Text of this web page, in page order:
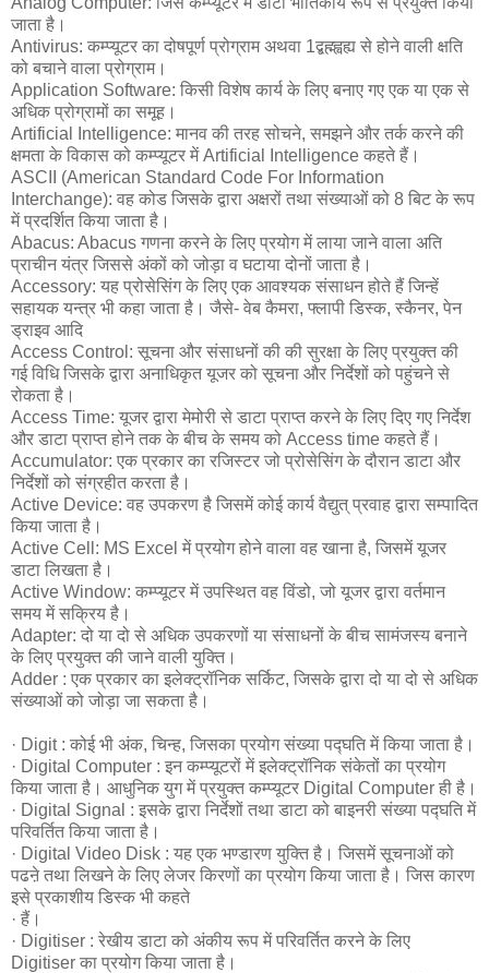
जाता है।
Antivirus: कम्प्यूटर का दोषपूर्ण प्रोग्राम अथवा 1द्बह्म्ह्वह्य से होने वाली क्षति
को बचाने वाला प्रोग्राम।
Application Software: किसी विशेष कार्य के लिए बनाए गए एक या एक से
अधिक प्रोग्रामों का समूह।
Artificial Intelligence: मानव की तरह सोचने, समझने और तर्क करने की
क्षमता के विकास को कम्प्यूटर में Artificial Intelligence कहते हैं।
ASCII (American Standard Code For Information
Interchange): वह कोड जिसके द्वारा अक्षरों तथा संख्याओं को 8 बिट के रूप
में प्रदर्शित किया जाता है।
Abacus: Abacus गणना करने के लिए प्रयोग में लाया जाने वाला अति
प्राचीन यंत्र जिससे अंकों को जोड़ा व घटाया दोनों जाता है।
Accessory: यह प्रोसेसिंग के लिए एक आवश्यक संसाधन होते हैं जिन्हें
सहायक यन्त्र भी कहा जाता है। जैसे- वेब कैमरा, फ्लापी डिस्क, स्कैनर, पेन
ड्राइव आदि
Access Control: सूचना और संसाधनों की की सुरक्षा के लिए प्रयुक्त की
गई विधि जिसके द्वारा अनाधिकृत यूजर को सूचना और निर्देशों को पहुंचने से
रोकता है।
Access Time: यूजर द्वारा मेमोरी से डाटा प्राप्त करने के लिए दिए गए निर्देश
और डाटा प्राप्त होने तक के बीच के समय को Access time कहते हैं।
Accumulator: एक प्रकार का रजिस्टर जो प्रोसेसिंग के दौरान डाटा और
निर्देशों को संग्रहीत करता है।
Active Device: वह उपकरण है जिसमें कोई कार्य वैद्युत् प्रवाह द्वारा सम्पादित
किया जाता है।
Active Cell: MS Excel में प्रयोग होने वाला वह खाना है, जिसमें यूजर
डाटा लिखता है।
Active Window: कम्प्यूटर में उपस्थित वह विंडो, जो यूजर द्वारा वर्तमान
समय में सक्रिय है।
Adapter: दो या दो से अधिक उपकरणों या संसाधनों के बीच सामंजस्य बनाने
के लिए प्रयुक्त की जाने वाली युक्ति।
Adder : एक प्रकार का इलेक्ट्रॉनिक सर्किट, जिसके द्वारा दो या दो से अधिक
संख्याओं को जोड़ा जा सकता है।
· Digit : कोई भी अंक, चिन्ह, जिसका प्रयोग संख्या पद्घति में किया जाता है।
· Digital Computer : इन कम्प्यूटरों में इलेक्ट्रॉनिक संकेतों का प्रयोग
किया जाता है। आधुनिक युग में प्रयुक्त कम्प्यूटर Digital Computer ही है।
· Digital Signal : इसके द्वारा निर्देशों तथा डाटा को बाइनरी संख्या पद्घति में
परिवर्तित किया जाता है।
· Digital Video Disk : यह एक भण्डारण युक्ति है। जिसमें सूचनाओं को
पढऩे तथा लिखने के लिए लेजर किरणों का प्रयोग किया जाता है। जिस कारण
इसे प्रकाशीय डिस्क भी कहते
· हैं।
· Digitiser : रेखीय डाटा को अंकीय रूप में परिवर्तित करने के लिए
Digitiser का प्रयोग किया जाता है।